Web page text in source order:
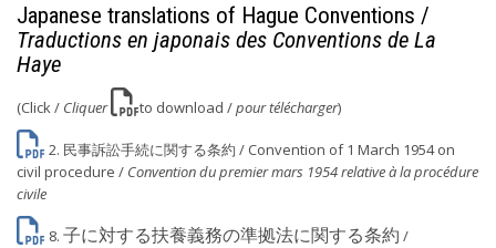
Japanese translations of Hague Conventions /
Traductions en japonais des Conventions de La
Haye
(Click / Cliquer to download /pour télécharger)
2. 民事訴訟手続に関する条約 / Convention of 1 March 1954 on
civil procedure / Convention du premier mars 1954 relative à la procédure
civile
8. 子に対する扶養義務の準拠法に関する条約 /